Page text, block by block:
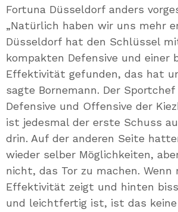
Fortuna Düsseldorf anders
„Natürlich haben wir uns mehr
Düsseldorf hat den Schlüssel
kompakten Defensive und einer
Effektivität gefunden, das hat
sagte Bornemann. Der
Defensive und Offensive der
ist jedesmal der erste Schuss
drin. Auf der anderen Seite
wieder selber Möglichkeiten,
nicht, das Tor zu machen. Wenn
Effektivität zeigt und hinten
und leichtfertig ist, ist das keine